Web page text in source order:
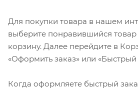
Для покупки товара в нашем
выберите понравившийся товар
корзину. Далее перейдите в
«Оформить заказ» или «Быстрый
Когда оформляете быстрый